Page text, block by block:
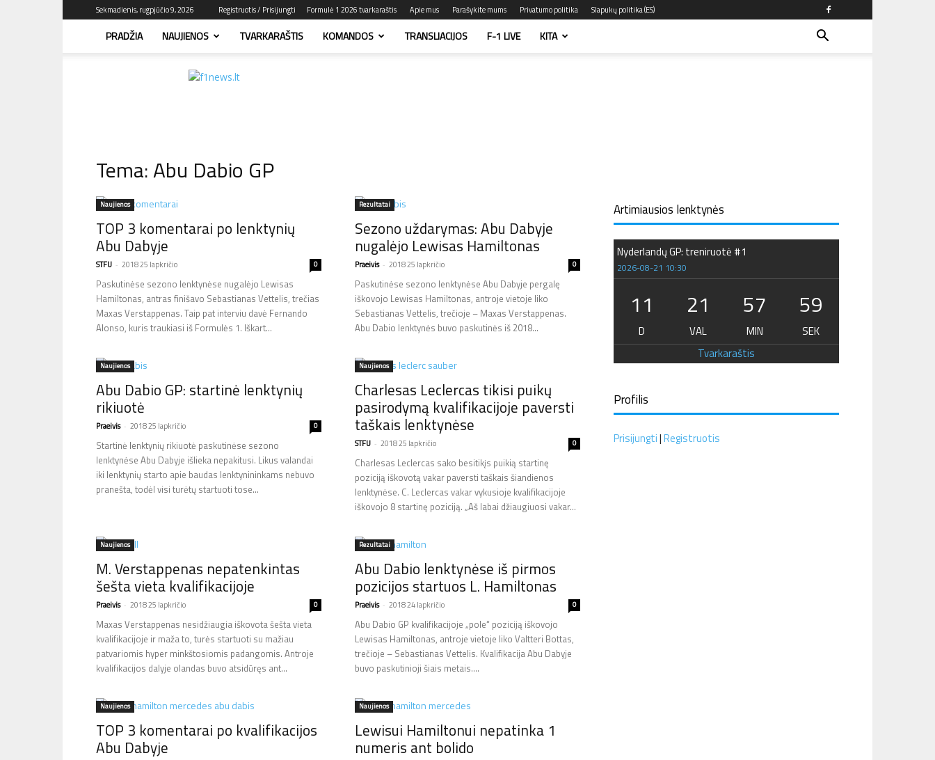
Sekmadienis, rugpjūčio 9, 2026 Registruotis / Prisijungti Formulė 1 2026 tvarkaraštis Apie mus Parašykite mums Privatumo politika Slapukų politika (ES)
PRADŽIA NAUJIENOS TVARKARAŠTIS KOMANDOS TRANSLIACIJOS F-1 LIVE KITA
Tema: Abu Dabio GP
Naujienos
TOP 3 komentarai po lenktynių
Abu Dabyje
STFU - 2018 25 lapkričio 0
Paskutinėse sezono lenktynėse nugalėjo Lewisas
Hamiltonas, antras finišavo Sebastianas Vettelis, trečias
Maxas Verstappenas. Taip pat interviu davė Fernando
Alonso, kuris traukiasi iš Formulės 1. Iškart...
Rezultatai
Sezono uždarymas: Abu Dabyje
nugalėjo Lewisas Hamiltonas
Praeivis - 2018 25 lapkričio 0
Paskutinėse sezono lenktynėse Abu Dabyje pergalę
iškovojo Lewisas Hamiltonas, antroje vietoje liko
Sebastianas Vettelis, trečioje – Maxas Verstappenas.
Abu Dabio lenktynės buvo paskutinės iš 2018...
Naujienos
Abu Dabio GP: startinė lenktynių
rikiuotė
Praeivis - 2018 25 lapkričio 0
Startinė lenktynių rikiuotė paskutinėse sezono
lenktynėse Abu Dabyje išlieka nepakitusi. Likus valandai
iki lenktynių starto apie baudas lenktynininkams nebuvo
pranešta, todėl visi turėtų startuoti tose...
Naujienos
Charlesas Leclercas tikisi puikų
pasirodymą kvalifikacijoje paversti
taškais lenktynėse
STFU - 2018 25 lapkričio 0
Charlesas Leclercas sako besitikįs puikią startinę
poziciją iškovotą vakar paversti taškais šiandienos
lenktynėse. C. Leclercas vakar vykusioje kvalifikacijoje
iškovojo 8 startinę poziciją. „Aš labai džiaugiuosi vakar...
Naujienos
M. Verstappenas nepatenkintas
šešta vieta kvalifikacijoje
Praeivis - 2018 25 lapkričio 0
Maxas Verstappenas nesidžiaugia iškovota šešta vieta
kvalifikacijoje ir maža to, turės startuoti su mažiau
patvariomis hyper minkštosiomis padangomis. Antroje
kvalifikacijos dalyje olandas buvo atsidūręs ant...
Rezultatai
Abu Dabio lenktynėse iš pirmos
pozicijos startuos L. Hamiltonas
Praeivis - 2018 24 lapkričio 0
Abu Dabio GP kvalifikacijoje „pole“ poziciją iškovojo
Lewisas Hamiltonas, antroje vietoje liko Valtteri Bottas,
trečioje – Sebastianas Vettelis. Kvalifikacija Abu Dabyje
buvo paskutinioji šiais metais....
Naujienos
TOP 3 komentarai po kvalifikacijos
Abu Dabyje
Naujienos
Lewisui Hamiltonui nepatinka 1
numeris ant bolido
Artimiausios lenktynės
Nyderlandų GP: treniruotė #1
2026-08-21 10:30
11
D
21
VAL
57
MIN
58
SEK
Tvarkaraštis
Profilis
Prisijungti|Registruotis